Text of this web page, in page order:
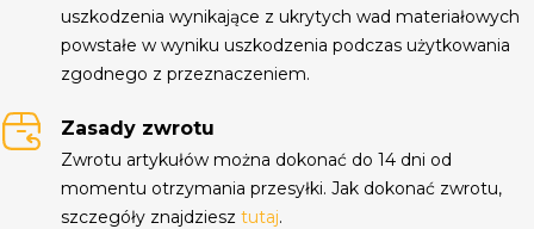
uszkodzenia wynikające z ukrytych wad materiałowych
powstałe w wyniku uszkodzenia podczas użytkowania
zgodnego z przeznaczeniem.
Zasady zwrotu
Zwrotu artykułów można dokonać do 14 dni od
momentu otrzymania przesyłki. Jak dokonać zwrotu,
szczegóły znajdziesztutaj.